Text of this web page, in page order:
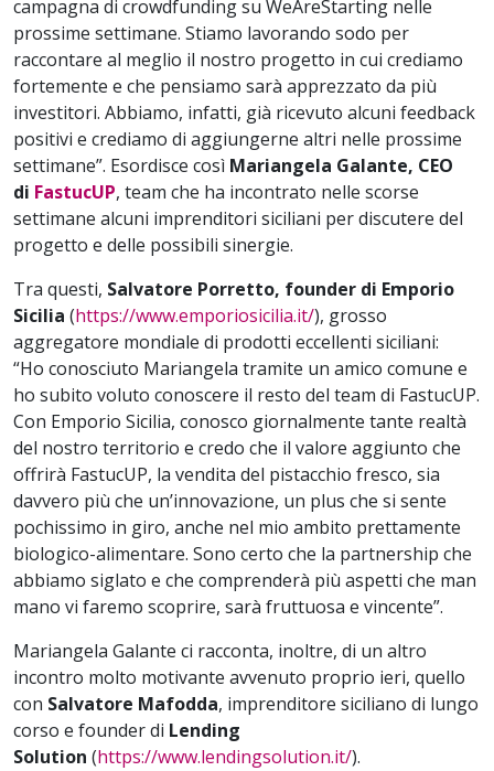
campagna di crowdfunding su WeAreStarting nelle
prossime settimane. Stiamo lavorando sodo per
raccontare al meglio il nostro progetto in cui crediamo
fortemente e che pensiamo sarà apprezzato da più
investitori. Abbiamo, infatti, già ricevuto alcuni feedback
positivi e crediamo di aggiungerne altri nelle prossime
settimane”. Esordisce così Mariangela Galante, CEO
di FastucUP, team che ha incontrato nelle scorse
settimane alcuni imprenditori siciliani per discutere del
progetto e delle possibili sinergie.
Tra questi, Salvatore Porretto, founder di Emporio
Sicilia (https://www.emporiosicilia.it/), grosso
aggregatore mondiale di prodotti eccellenti siciliani:
“Ho conosciuto Mariangela tramite un amico comune e
ho subito voluto conoscere il resto del team di FastucUP.
Con Emporio Sicilia, conosco giornalmente tante realtà
del nostro territorio e credo che il valore aggiunto che
offrirà FastucUP, la vendita del pistacchio fresco, sia
davvero più che un’innovazione, un plus che si sente
pochissimo in giro, anche nel mio ambito prettamente
biologico-alimentare. Sono certo che la partnership che
abbiamo siglato e che comprenderà più aspetti che man
mano vi faremo scoprire, sarà fruttuosa e vincente”.
Mariangela Galante ci racconta, inoltre, di un altro
incontro molto motivante avvenuto proprio ieri, quello
con Salvatore Mafodda, imprenditore siciliano di lungo
corso e founder di Lending
Solution (https://www.lendingsolution.it/).